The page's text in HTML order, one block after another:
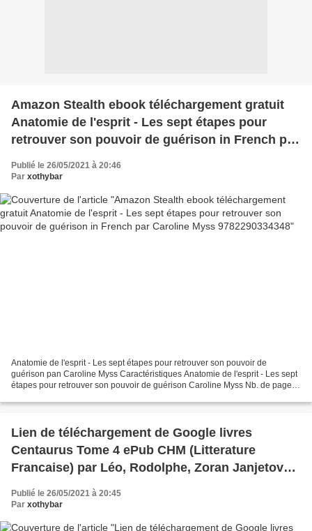
Amazon Stealth ebook téléchargement gratuit
Anatomie de l'esprit - Les sept étapes pour
retrouver son pouvoir de guérison in French par
Publié le 26/05/2021 à 20:46
Par xothybar
Anatomie de l'esprit - Les sept étapes pour retrouver son pouvoir de
guérison pan Caroline Myss Caractéristiques Anatomie de l'esprit - Les sept
étapes pour retrouver son pouvoir de guérison Caroline Myss Nb. de pages:
Lien de téléchargement de Google livres
Centaurus Tome 4 ePub CHM (Litterature
Francaise) par Léo, Rodolphe, Zoran Janjetov
9782413002598
Publié le 26/05/2021 à 20:45
Par xothybar